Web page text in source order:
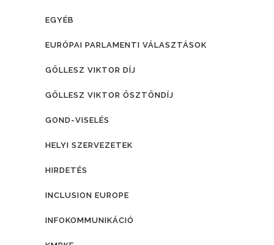
EGYÉB
EURÓPAI PARLAMENTI VÁLASZTÁSOK
GÖLLESZ VIKTOR DÍJ
GÖLLESZ VIKTOR ÖSZTÖNDÍJ
GOND-VISELÉS
HELYI SZERVEZETEK
HIRDETÉS
INCLUSION EUROPE
INFOKOMMUNIKÁCIÓ